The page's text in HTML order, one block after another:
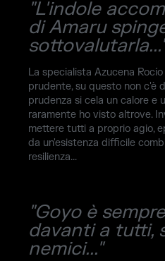
"L'indole
di Amaru
La specialista Azucena
prudente, su questo non c'è
prudenza si cela un calore e
raramente ho visto altrove.
mettere tutti a proprio agio,
da un'esistenza difficile
resilienza...
"Goyo è
davanti a tutti,
nemici..."